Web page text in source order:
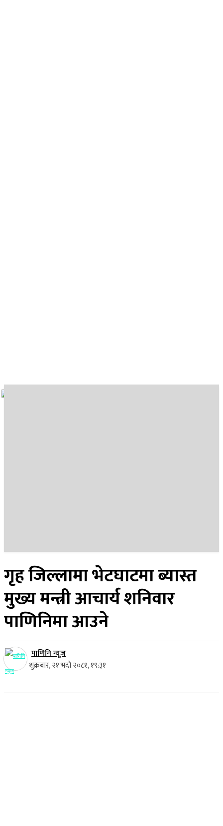
गृह जिल्लामा भेटघाटमा ब्यास्त
मुख्य मन्त्री आचार्य शनिवार
पाणिनिमा आउने
पाणिनि न्यूज
शुक्रबार, २१ भदौ २०८१, १९:३१